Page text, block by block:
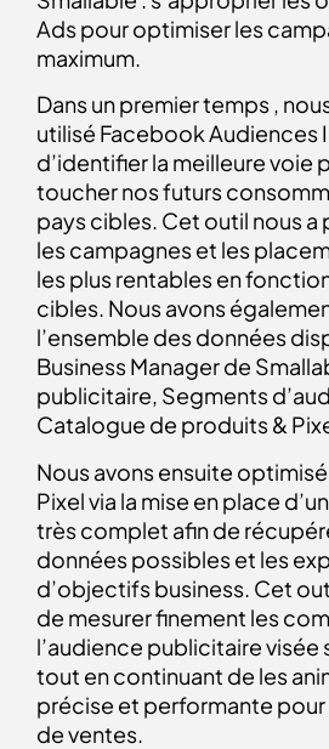
Ads pour optimiser les
maximum.
Dans un premier temps ,
utilisé Facebook Audiences
d’identifier la meilleure voie
toucher nos futurs
pays cibles. Cet outil nous a
les campagnes et les
les plus rentables en
cibles. Nous avons
l’ensemble des données
Business Manager de
publicitaire, Segments
Catalogue de produits &
Nous avons ensuite
Pixel via la mise en place
très complet afin de
données possibles et les
d’objectifs business. Cet
de mesurer finement les
l’audience publicitaire visée
tout en continuant de les
précise et performante pour
de ventes.